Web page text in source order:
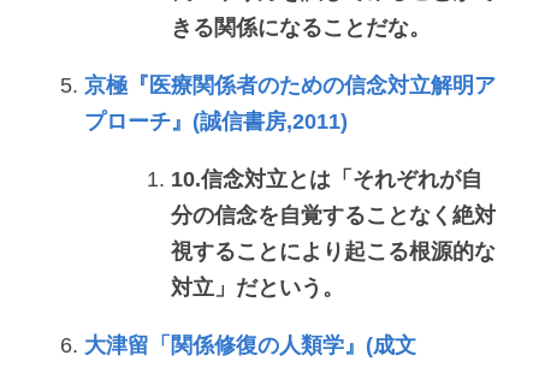
きる関係になることだな。
京極『医療関係者のための信念対立解明ア
プローチ』(誠信書房,2011)
10.信念対立とは「それぞれが自
分の信念を自覚することなく絶対
視することにより起こる根源的な
対立」だという。
大津留「関係修復の人類学』(成文